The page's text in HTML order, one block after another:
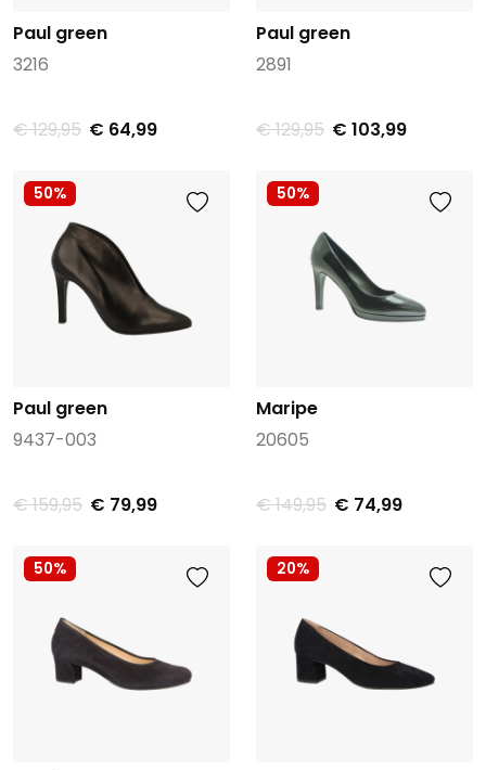
Paul green
3216
€ 129,95 € 64,99
Paul green
2891
€ 129,95 € 103,99
50%
Paul green
9437-003
€ 159,95 € 79,99
50%
Maripe
20605
€ 149,95 € 74,99
50% 20%